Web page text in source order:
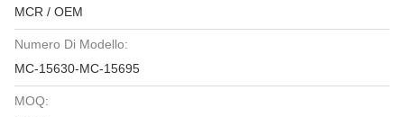
MCR / OEM
Numero Di Modello:
MC-15630-MC-15695
MOQ: